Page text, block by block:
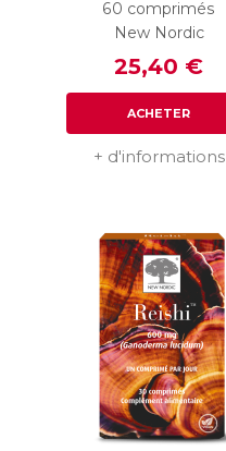
60 comprimés
New Nordic
25,40 €
ACHETER
+ d'informations